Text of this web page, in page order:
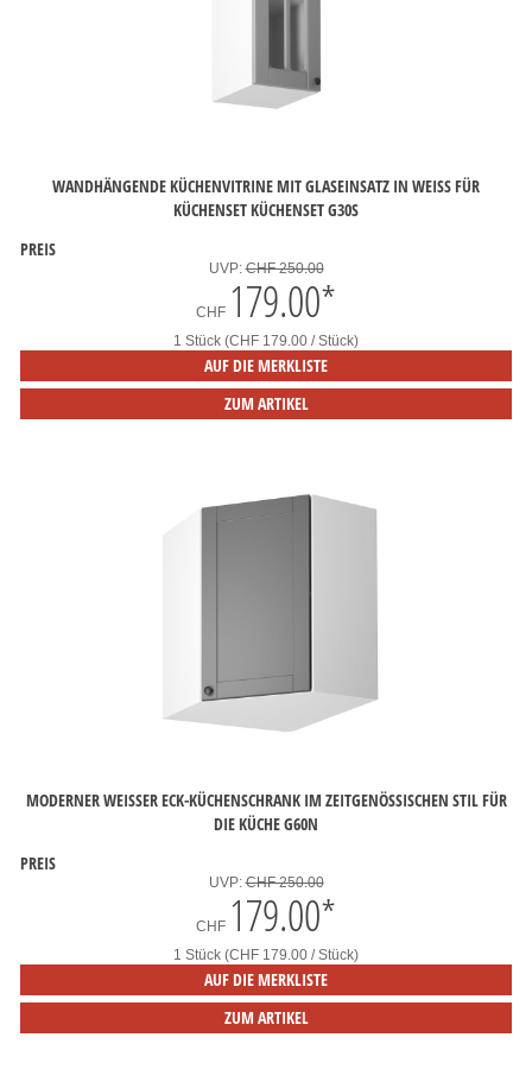
WANDHÄNGENDE KÜCHENVITRINE MIT GLASEINSATZ IN WEISS FÜR
KÜCHENSET KÜCHENSET G30S
PREIS
UVP:CHF 250.00
CHF 179.00*
1 Stück (CHF 179.00 / Stück)
AUF DIE MERKLISTE
ZUM ARTIKEL
MODERNER WEISSER ECK-KÜCHENSCHRANK IM ZEITGENÖSSISCHEN STIL FÜR
DIE KÜCHE G60N
PREIS
UVP:CHF 250.00
CHF 179.00*
1 Stück (CHF 179.00 / Stück)
AUF DIE MERKLISTE
ZUM ARTIKEL